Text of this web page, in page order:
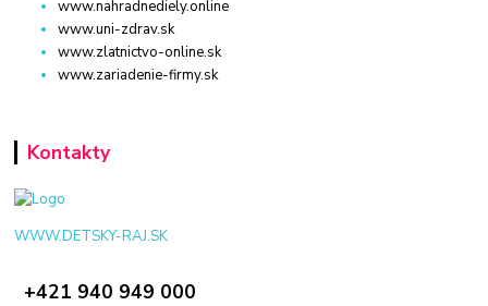
www.nahradnediely.online
www.uni-zdrav.sk
www.zlatnictvo-online.sk
www.zariadenie-firmy.sk
Kontakty
WWW.DETSKY-RAJ.SK
+421 940 949 000